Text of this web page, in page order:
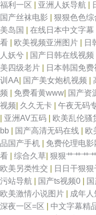
福利一区
亚洲人妖导航
国产丝袜电影
狠狠色色综
美岛国
在线日本中文字幕
看
欧美视频亚洲图片 日
人妖兮
国产日韩在线视频
美四级老片
日本韩国免费
训AA
国产美女炮机视频
频
免费看黄www 国产资
视频 久久无卡 午夜无码
亚洲AV五码 欧美乱伦骚
bb
国产高清无码在线 欧
品国产手机
免费伦理电影
看
综合久草 狠狠艹艹艹
欧美另类性交
日日干狠狠
污站导航
国产ts视频0
欧美激情小说图片
成年
深夜一区=区
中文字幕精